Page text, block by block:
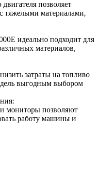
позволяет
тяжелыми материалами,
идеально подходит для
материалов,
затраты на топливо
выгодным выбором
мониторы позволяют
работу машины и